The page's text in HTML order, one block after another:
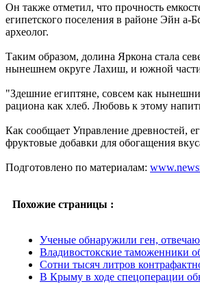
Он также отметил, что прочность
египетского поселения в районе Эйн а-
археолог.
Таким образом, долина Яркона стала
нынешнем округе Лахиш, и южной
"Здешние египтяне, совсем как
рациона как хлеб. Любовь к этому
Как сообщает Управление древностей,
фруктовые добавки для обогащения
Подготовлено по материалам:
Похожие страницы :
Ученые обнаружили ген,
Владивостокские таможенники
Сотни тысяч литров
В Крыму в ходе спецоперации